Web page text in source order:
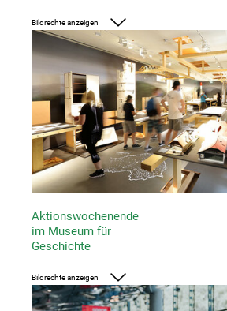
Bildrechte anzeigen
Foto: UMJ/Nikola Milatovic
Aktionswochenende
im Museum für
Geschichte
Bildrechte anzeigen
Foto: UMJ/ J.J. Kucek